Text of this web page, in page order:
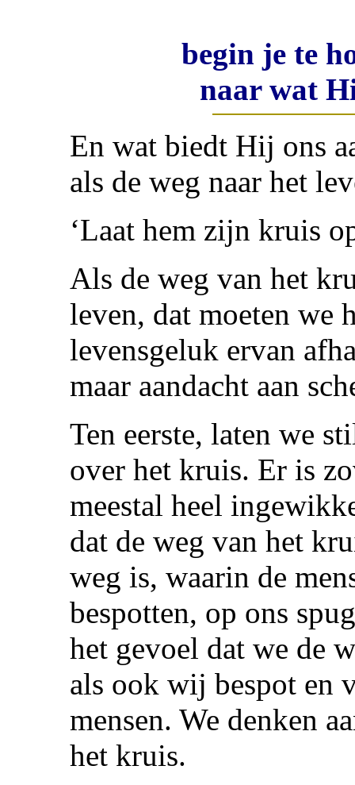
begin je te
naar wat
En wat biedt Hij ons
als de weg naar het
‘Laat hem zijn kruis
Als de weg van het
leven, dat moeten we
levensgeluk ervan
maar aandacht aan
Ten eerste, laten we
over het kruis. Er is
meestal heel
dat de weg van het
weg is, waarin de
bespotten, op ons
het gevoel dat we de
als ook wij bespot en
mensen. We denken
het kruis.